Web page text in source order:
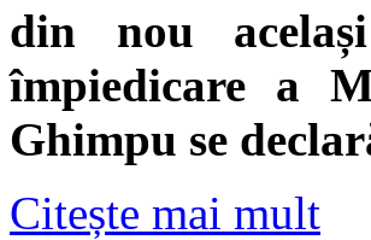
din nou
împiedicare a
Ghimpu se
Citește mai mult